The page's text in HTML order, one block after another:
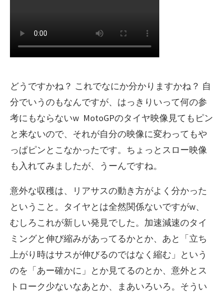
どうですかね？ これでなにか分かりますかね？ 自
分でいうのもなんですが、はっきりいって何の参
考にもならないw MotoGPのタイヤ映像見てもピン
と来ないので、それが自分の映像に変わってもや
っぱピンとこなかったです。ちょっとスロー映像
も入れてみましたが、うーんですね。
意外な収穫は、リアサスの動き方がよく分かった
ということ。タイヤとは全然関係ないですがw、
むしろこれが新しい発見でした。加速減速のタイ
ミングと伸び縮みがあってるかとか、あと「立ち
上がり時はサスが伸びるのではなく縮む」という
のを「あー確かに」とか見てるのとか、意外とス
トローク少ないなあとか、まあいろいろ。そうい